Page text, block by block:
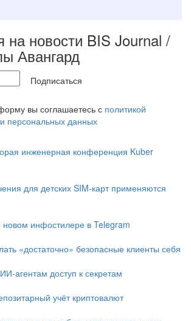
на новости BIS Journal /
Авангард
Подписаться
вы соглашаетесь с политикой
персональных данных
инженерная конференция Kuber
для детских SIM-карт применяются
инфостилере в Telegram
«достаточно» безопасные клиенты себя
доступ к секретам
учёт криптовалют